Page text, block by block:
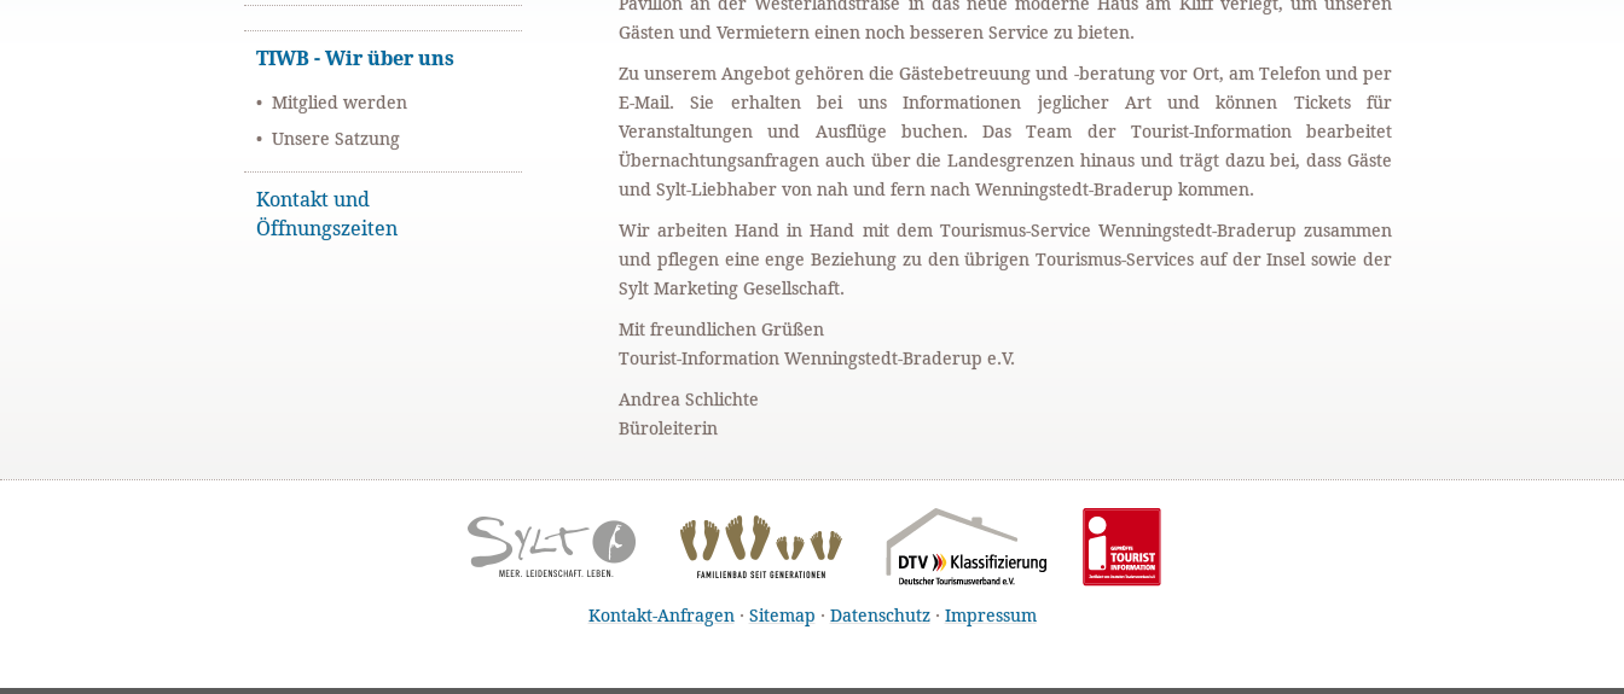
TIWB - Wir über uns
Mitglied werden
Unsere Satzung
Kontakt und
Öffnungszeiten
Gästen und Vermietern einen noch besseren Service zu bieten.
Zu unserem Angebot gehören die Gästebetreuung und -beratung vor Ort, am Telefon und per
E-Mail. Sie erhalten bei uns Informationen jeglicher Art und können Tickets für
Veranstaltungen und Ausflüge buchen. Das Team der Tourist-Information bearbeitet
Übernachtungsanfragen auch über die Landesgrenzen hinaus und trägt dazu bei, dass Gäste
und Sylt-Liebhaber von nah und fern nach Wenningstedt-Braderup kommen.
Wir arbeiten Hand in Hand mit dem Tourismus-Service Wenningstedt-Braderup zusammen
und pflegen eine enge Beziehung zu den übrigen Tourismus-Services auf der Insel sowie der
Sylt Marketing Gesellschaft.
Mit freundlichen Grüßen
Tourist-Information Wenningstedt-Braderup e.V.
Andrea Schlichte
Büroleiterin
Kontakt-Anfragen· Sitemap · Datenschutz· Impressum